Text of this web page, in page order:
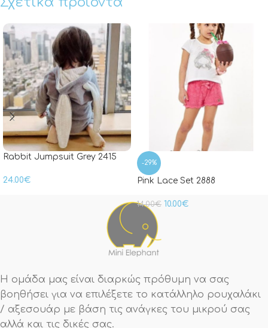
Rabbit Jumpsuit Grey 2415
24.00€
-29%
Pink Lace Set 2888
14.00€ 10.00€
Η ομάδα μας είναι διαρκώς πρόθυμη να σας
βοηθήσει για να επιλέξετε το κατάλληλο ρουχαλάκι
/ αξεσουάρ με βάση τις ανάγκες του μικρού σας
αλλά και τις δικές σας.